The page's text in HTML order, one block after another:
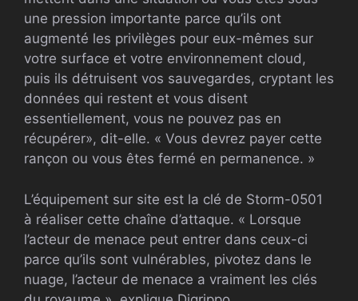
une pression importante parce qu’ils ont
augmenté les privilèges pour eux-mêmes sur
votre surface et votre environnement cloud,
puis ils détruisent vos sauvegardes, cryptant les
données qui restent et vous disent
essentiellement, vous ne pouvez pas en
récupérer», dit-elle. « Vous devrez payer cette
rançon ou vous êtes fermé en permanence. »
L’équipement sur site est la clé de Storm-0501
à réaliser cette chaîne d’attaque. « Lorsque
l’acteur de menace peut entrer dans ceux-ci
parce qu’ils sont vulnérables, pivotez dans le
nuage, l’acteur de menace a vraiment les clés